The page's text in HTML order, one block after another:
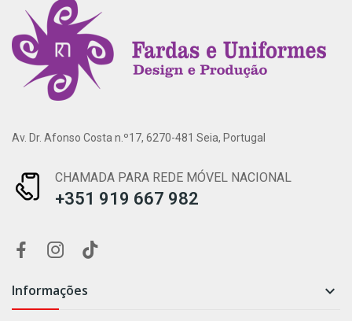
Av. Dr. Afonso Costa n.º17, 6270-481 Seia, Portugal
CHAMADA PARA REDE MÓVEL NACIONAL
+351 919 667 982
Informações 